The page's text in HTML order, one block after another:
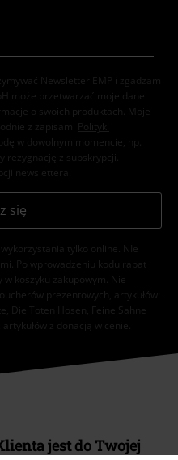
Newsletter EMP i zgadzam
może przetwarzać moje dane
o swoich produktach. Moje
z zapisami
Polityki
w dowolnym momencie, np.
rezygnację z subskrypcji.
newslettera.
się
tylko online. NIe
Po wprowadzeniu kodu rabat
koszyku zakupowym. Nie
prezentowych, artykułów:
Die Toten Hosen, Feine Sahne
z donacją w cenie.
jest do Twojej